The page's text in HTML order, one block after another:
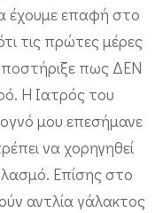
έχουμε επαφή στο
τις πρώτες μέρες
πως ΔΕΝ
Η Ιατρός του
μου επεσήμανε
να χορηγηθεί
Επίσης στο
αντλία γάλακτος